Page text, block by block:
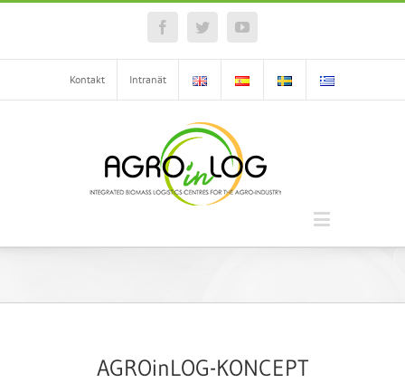
FacebookTwitterYouTube
Kontakt Intranät
AGROinLOG-KONCEPT